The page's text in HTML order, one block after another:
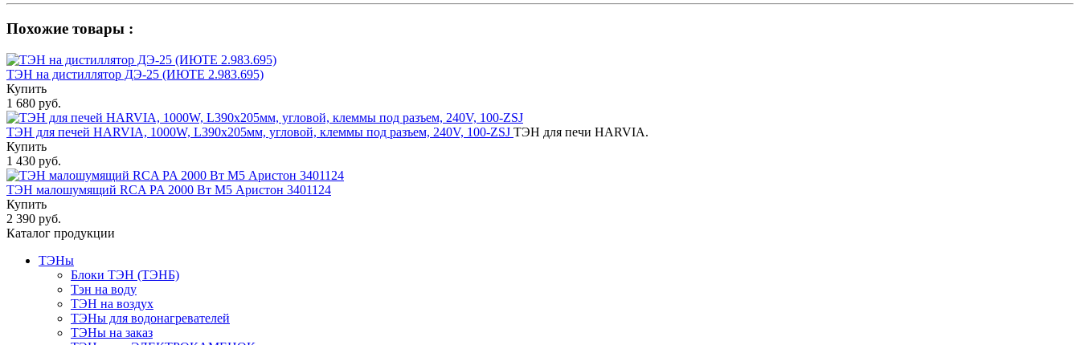
Похожие товары :
ТЭН на дистиллятор ДЭ-25 (ИЮТЕ 2.983.695)
Купить
1 680 руб.
ТЭН для печей HARVIA, 1000W, L390х205мм, угловой, клеммы под разъем, 240V, 100-ZSJ ТЭН для печи HARVIA.
Купить
1 430 руб.
ТЭН малошумящий RCA PA 2000 Вт М5 Аристон 3401124
Купить
2 390 руб.
Каталог продукции
ТЭНы
Блоки ТЭН (ТЭНБ)
Тэн на воду
ТЭН на воздух
ТЭНы для водонагревателей
ТЭНы на заказ